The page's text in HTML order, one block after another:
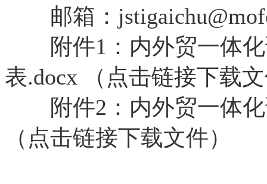
邮箱：
附件1： 内外贸一体
表.docx （点击链接下载
附件2： 内外贸一体
（点击链接下载文件）